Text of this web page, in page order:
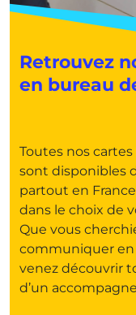
Retrouvez
en bureau
Toutes nos
sont disponibles
partout en
dans le choix de
Que vous
communiquer en
venez découvrir
d’un